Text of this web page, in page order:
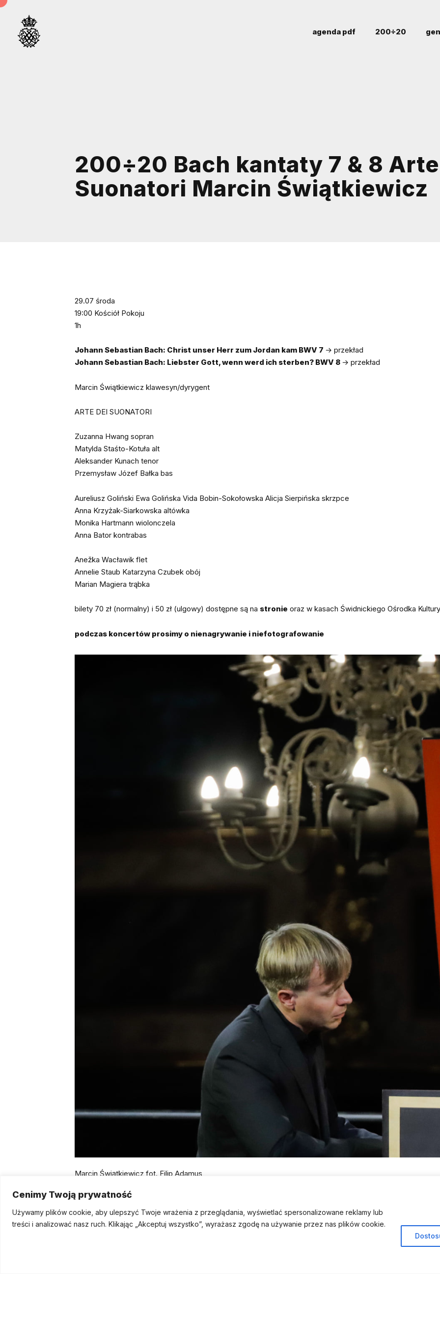
Cenimy Twoją prywatność
Używamy plików cookie, aby ulepszyć Twoje wrażenia z przeglądania, wyświetlać spersonalizowane reklamy lub
treści i analizować nasz ruch. Klikając „Akceptuj wszystko”, wyrażasz zgodę na używanie przez nas plików cookie.
agenda pdf 200÷20
200÷20 Bach kantaty 7 & 8
Suonatori Marcin Świątkiewicz
29.07 środa
19:00 Kościół Pokoju
1h
Johann Sebastian Bach: Christ unser Herr zum Jordan kam BWV 7 → przekład
Johann Sebastian Bach: Liebster Gott, wenn werd ich sterben? BWV 8 → przekład
Marcin Świątkiewicz klawesyn/dyrygent
ARTE DEI SUONATORI
Zuzanna Hwang sopran
Matylda Staśto-Kotuła alt
Aleksander Kunach tenor
Przemysław Józef Bałka bas
Aureliusz Goliński Ewa Golińska Vida Bobin-Sokołowska Alicja Sierpińska skrzpce
Anna Krzyżak-Siarkowska altówka
Monika Hartmann wiolonczela
Anna Bator kontrabas
Anežka Wacławik flet
Annelie Staub Katarzyna Czubek obój
Marian Magiera trąbka
bilety 70 zł (normalny) i 50 zł (ulgowy) dostępne są na stronie oraz w kasach Świdnickiego Ośrodka Kultury
podczas koncertów prosimy o nienagrywanie i niefotografowanie
Marcin Świątkiewicz fot. Filip Adamus
Przewiń do góry